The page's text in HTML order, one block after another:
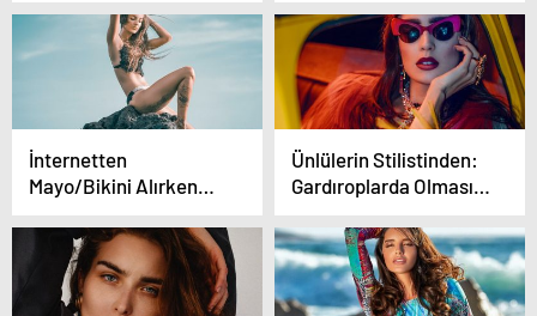
Düzenlemesi
İnternetten
Mayo/Bikini Alırken
Ünlülerin Stilistinden:
Gardıroplarda Olması